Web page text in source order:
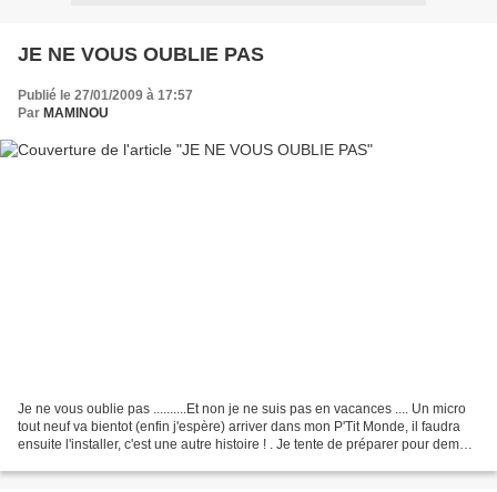
JE NE VOUS OUBLIE PAS
Publié le 27/01/2009 à 17:57
Par MAMINOU
Je ne vous oublie pas ..........Et non je ne suis pas en vacances .... Un micro
tout neuf va bientot (enfin j'espère) arriver dans mon P'Tit Monde, il faudra
ensuite l'installer, c'est une autre histoire ! . Je tente de préparer pour demain